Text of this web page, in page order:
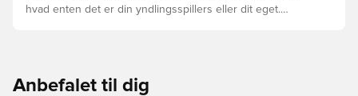
hvad enten det er din yndlingsspillers eller dit eget.
Anbefalet til dig